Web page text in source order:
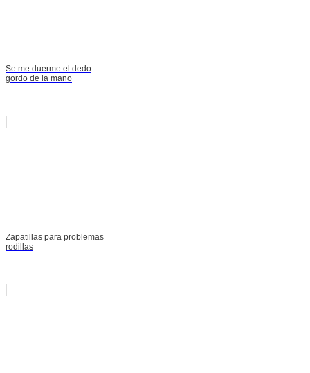
Se me duerme el dedo
gordo de la mano
Zapatillas para problemas
rodillas